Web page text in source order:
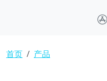
面包屑
首页 产品